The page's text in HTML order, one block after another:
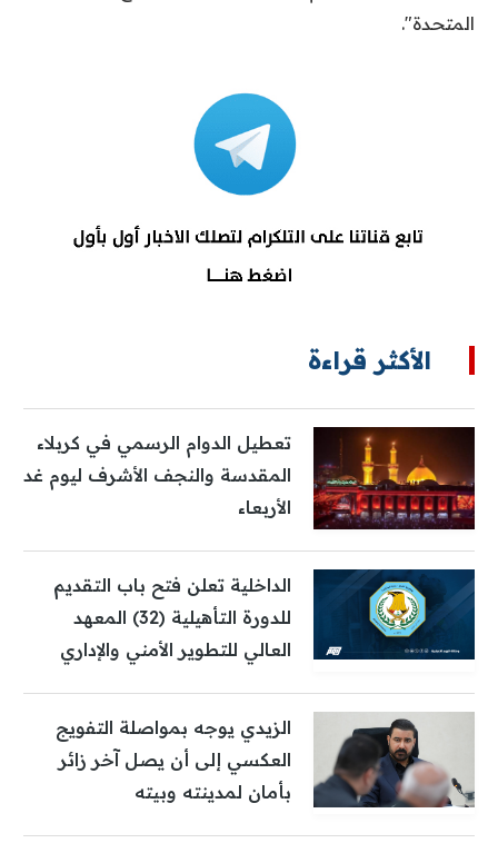
المتحدة".
الأكثر قراءة
تعطيل الدوام الرسمي في كربلاء
المقدسة والنجف الأشرف ليوم غد
الأربعاء
الداخلية تعلن فتح باب التقديم
للدورة التأهيلية (32) المعهد
العالي للتطوير الأمني والإداري
الزيدي يوجه بمواصلة التفويج
العكسي إلى أن يصل آخر زائر
بأمان لمدينته وبيته